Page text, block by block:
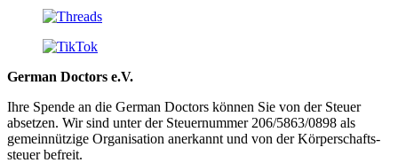
German Doctors e.V.
Ihre Spende an die German Doctors können Sie von der Steuer
absetzen. Wir sind unter der Steuer­nummer 206/5863/0898 als
gemein­nützige Organisation aner­kannt und von der Körper­schafts­
steuer befreit.